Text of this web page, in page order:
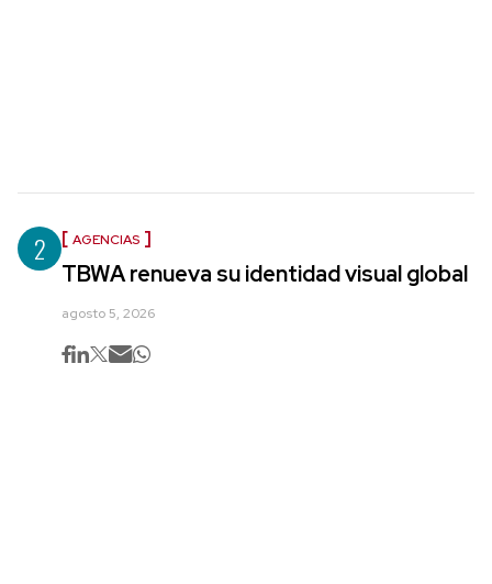
2 AGENCIAS
TBWA renueva su identidad visual global
agosto 5, 2026